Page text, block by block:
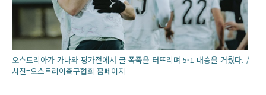
오스트리아가 가나와 평가전에서 골 폭죽을 터뜨리며 5-1 대승을 거뒀다. /
사진=오스트리아축구협회 홈페이지